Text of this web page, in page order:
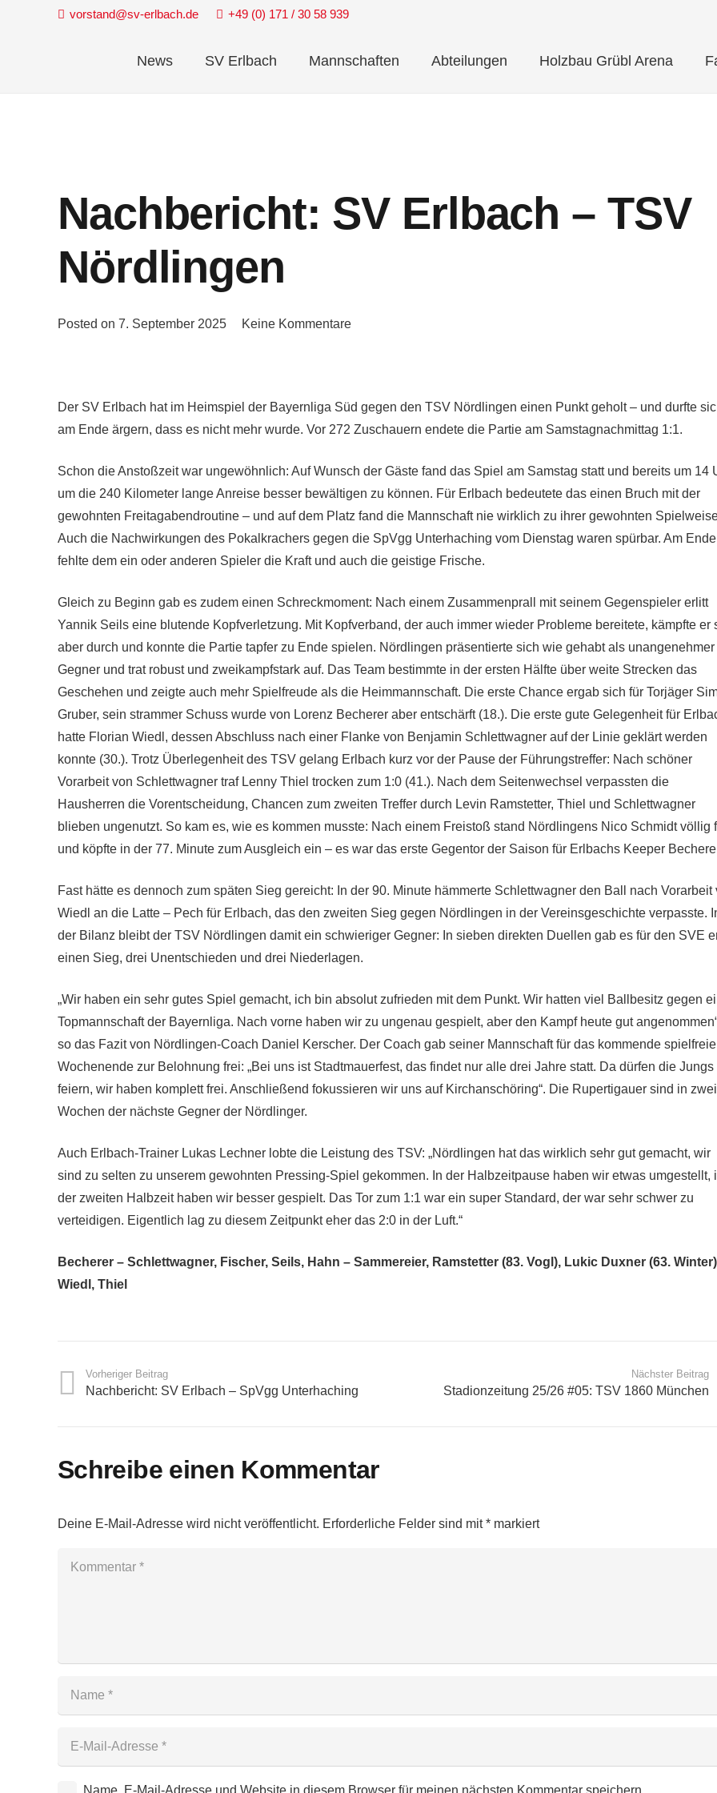
vorstand@sv-erlbach.de +49 (0) 171 / 30 58 939
News SV Erlbach Mannschaften Abteilungen Holzbau Grübl Arena
Nachbericht: SV Erlbach – TSV
Nördlingen
Posted on 7. September 2025 Keine Kommentare
Der SV Erlbach hat im Heimspiel der Bayernliga Süd gegen den TSV Nördlingen einen Punkt geholt – und durfte
am Ende ärgern, dass es nicht mehr wurde. Vor 272 Zuschauern endete die Partie am Samstagnachmittag 1:1.
Schon die Anstoßzeit war ungewöhnlich: Auf Wunsch der Gäste fand das Spiel am Samstag statt und bereits um 14
um die 240 Kilometer lange Anreise besser bewältigen zu können. Für Erlbach bedeutete das einen Bruch mit der
gewohnten Freitagabendroutine – und auf dem Platz fand die Mannschaft nie wirklich zu ihrer gewohnten
Auch die Nachwirkungen des Pokalkrachers gegen die SpVgg Unterhaching vom Dienstag waren spürbar. Am Ende
fehlte dem ein oder anderen Spieler die Kraft und auch die geistige Frische.
Gleich zu Beginn gab es zudem einen Schreckmoment: Nach einem Zusammenprall mit seinem Gegenspieler erlitt
Yannik Seils eine blutende Kopfverletzung. Mit Kopfverband, der auch immer wieder Probleme bereitete, kämpfte er
aber durch und konnte die Partie tapfer zu Ende spielen. Nördlingen präsentierte sich wie gehabt als unangenehmer
Gegner und trat robust und zweikampfstark auf. Das Team bestimmte in der ersten Hälfte über weite Strecken das
Geschehen und zeigte auch mehr Spielfreude als die Heimmannschaft. Die erste Chance ergab sich für Torjäger
Gruber, sein strammer Schuss wurde von Lorenz Becherer aber entschärft (18.). Die erste gute Gelegenheit für
hatte Florian Wiedl, dessen Abschluss nach einer Flanke von Benjamin Schlettwagner auf der Linie geklärt werden
konnte (30.). Trotz Überlegenheit des TSV gelang Erlbach kurz vor der Pause der Führungstreffer: Nach schöner
Vorarbeit von Schlettwagner traf Lenny Thiel trocken zum 1:0 (41.). Nach dem Seitenwechsel verpassten die
Hausherren die Vorentscheidung, Chancen zum zweiten Treffer durch Levin Ramstetter, Thiel und Schlettwagner
blieben ungenutzt. So kam es, wie es kommen musste: Nach einem Freistoß stand Nördlingens Nico Schmidt völlig
und köpfte in der 77. Minute zum Ausgleich ein – es war das erste Gegentor der Saison für Erlbachs Keeper
Fast hätte es dennoch zum späten Sieg gereicht: In der 90. Minute hämmerte Schlettwagner den Ball nach Vorarbeit
Wiedl an die Latte – Pech für Erlbach, das den zweiten Sieg gegen Nördlingen in der Vereinsgeschichte verpasste.
der Bilanz bleibt der TSV Nördlingen damit ein schwieriger Gegner: In sieben direkten Duellen gab es für den SVE
einen Sieg, drei Unentschieden und drei Niederlagen.
„Wir haben ein sehr gutes Spiel gemacht, ich bin absolut zufrieden mit dem Punkt. Wir hatten viel Ballbesitz gegen
Topmannschaft der Bayernliga. Nach vorne haben wir zu ungenau gespielt, aber den Kampf heute gut
so das Fazit von Nördlingen-Coach Daniel Kerscher. Der Coach gab seiner Mannschaft für das kommende spielfreie
Wochenende zur Belohnung frei: „Bei uns ist Stadtmauerfest, das findet nur alle drei Jahre statt. Da dürfen die Jungs
feiern, wir haben komplett frei. Anschließend fokussieren wir uns auf Kirchanschöring“. Die Rupertigauer sind in zwei
Wochen der nächste Gegner der Nördlinger.
Auch Erlbach-Trainer Lukas Lechner lobte die Leistung des TSV: „Nördlingen hat das wirklich sehr gut gemacht, wir
sind zu selten zu unserem gewohnten Pressing-Spiel gekommen. In der Halbzeitpause haben wir etwas umgestellt,
der zweiten Halbzeit haben wir besser gespielt. Das Tor zum 1:1 war ein super Standard, der war sehr schwer zu
verteidigen. Eigentlich lag zu diesem Zeitpunkt eher das 2:0 in der Luft.“
Becherer – Schlettwagner, Fischer, Seils, Hahn – Sammereier, Ramstetter (83. Vogl), Lukic Duxner (63.
Wiedl, Thiel
Vorheriger Beitrag
Nachbericht: SV Erlbach – SpVgg Unterhaching
Nächster Beitrag
Stadionzeitung 25/26 #05: TSV 1860 München
Schreibe einen Kommentar
Deine E-Mail-Adresse wird nicht veröffentlicht. Erforderliche Felder sind mit* markiert
Name, E-Mail-Adresse und Website in diesem Browser für meinen nächsten Kommentar speichern.
Kontakt: